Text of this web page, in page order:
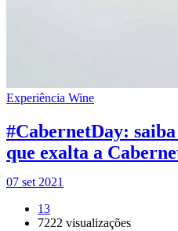
Experiência Wine
#CabernetDay:
que exalta a
07 set 2021
13
7222 visualizações